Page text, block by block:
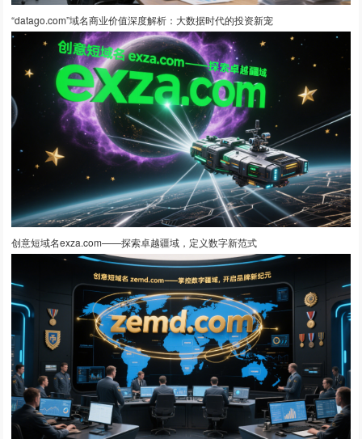
“datago.com”域名商业价值深度解析：大数据时代的投资新宠
创意短域名exza.com——探索卓越疆域，定义数字新范式